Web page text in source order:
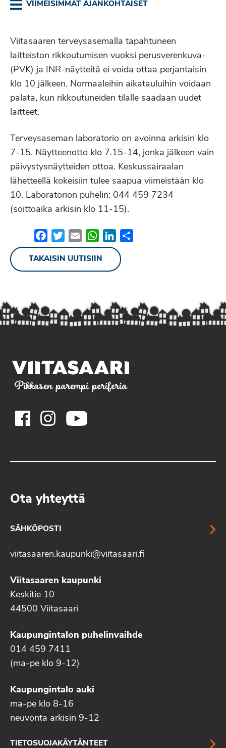
VIIMEISIMMÄT AJANKOHTAISET
Viitasaaren terveysasemalla tapahtuneen
laitteiston rikkoutumisen vuoksi perusverenkuva-
(PVK) ja INR-näytteitä ei voida ottaa perjantaisin
klo 10 jälkeen. Normaaleihin aikatauluihin voidaan
palata, kun rikkoutuneiden tilalle saadaan uudet
laitteet.
Terveysaseman laboratorio on avoinna arkisin klo
7-15. Näytteenotto klo 7.15-14, jonka jälkeen vain
päivystysnäytteiden ottoa. Keskussairaalan
lähetteellä kokeisiin tulee saapua viimeistään klo
10. Laboratorion puhelin: 044 459 7234
(soittoaika arkisin klo 11-15).
FacebookTwitterEmail WhatsApp
LinkedIn
TAKAISIN UUTISIIN
Pikkasen parempi periferia
Ota yhteyttä
SÄHKÖPOSTI
viitasaaren.kaupunki@viitasaari.fi
Viitasaaren kaupunki
Keskitie 10
44500 Viitasaari
Kaupungintalon puhelinvaihde
014 459 7411
(ma-pe klo 9-12)
Kaupungintalo auki
ma-pe klo 8-16
neuvonta arkisin 9-12
TIETOSUOJAKÄYTÄNTEET